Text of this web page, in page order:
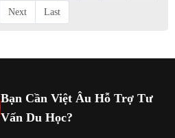
Next Last
Bạn Cần Việt Âu Hỗ Trợ Tư
Vấn Du Học?